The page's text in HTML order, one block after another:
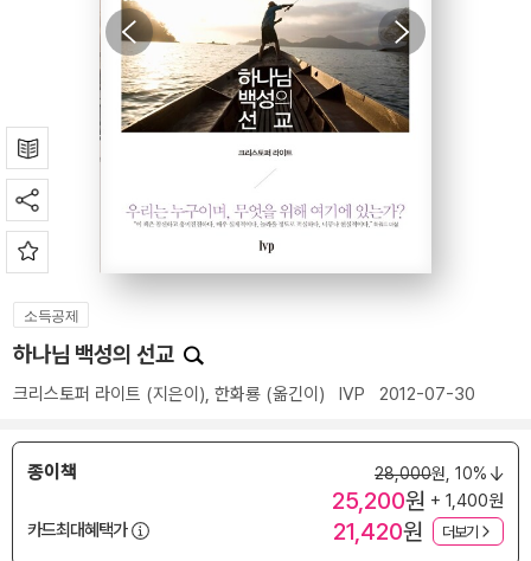
소득공제
하나님 백성의 선교
크리스토퍼 라이트 (지은이), 한화룡 (옮긴이) IVP 2012-07-30
종이책 28,000원, 10%
25,200원 + 1,400원
카드최대혜택가
21,420원 더보기